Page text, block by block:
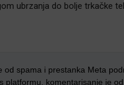
ubrzanja do bolje trkačke
od spama i prestanka Meta
platformu, komentarisanje je